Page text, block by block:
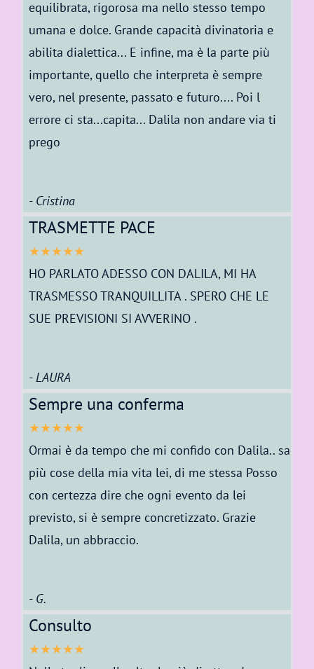
equilibrata, rigorosa ma nello stesso tempo
umana e dolce. Grande capacità divinatoria e
abilita dialettica... E infine, ma è la parte più
importante, quello che interpreta è sempre
vero, nel presente, passato e futuro.... Poi l
errore ci sta...capita... Dalila non andare via ti
prego
- Cristina
TRASMETTE PACE
★★★★★
HO PARLATO ADESSO CON DALILA, MI HA
TRASMESSO TRANQUILLITA . SPERO CHE LE
SUE PREVISIONI SI AVVERINO .
- LAURA
Sempre una conferma
★★★★★
Ormai è da tempo che mi confido con Dalila.. sa
più cose della mia vita lei, di me stessa Posso
con certezza dire che ogni evento da lei
previsto, si è sempre concretizzato. Grazie
Dalila, un abbraccio.
- G.
Consulto
★★★★★